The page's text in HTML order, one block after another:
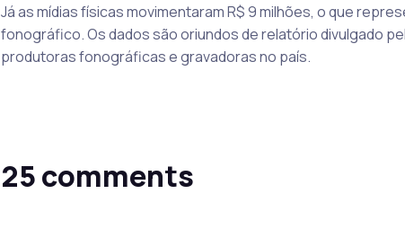
Já as mídias físicas movimentaram R$ 9 milhões, o que
fonográfico. Os dados são oriundos de relatório divulgado
produtoras fonográficas e gravadoras no país.
25 comments